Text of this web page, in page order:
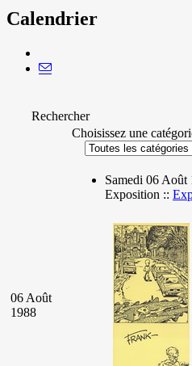
Calendrier
Rechercher
Choisissez une
06 Août
1988
Samedi 06
Exposition ::